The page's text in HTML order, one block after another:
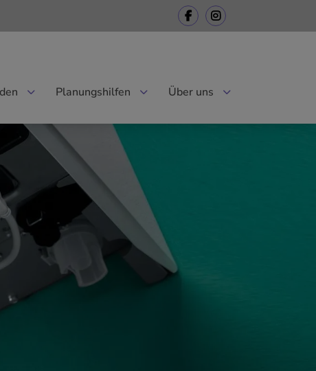
Planungshilfen Über uns